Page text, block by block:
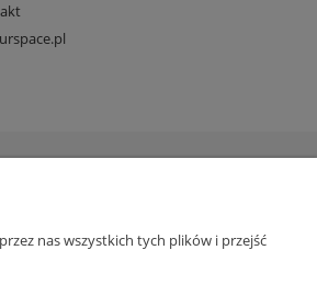
nas wszystkich tych plików i przejść